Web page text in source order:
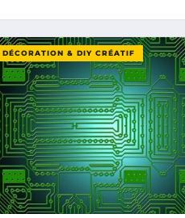
DÉCORATION & DIY CRÉATIF